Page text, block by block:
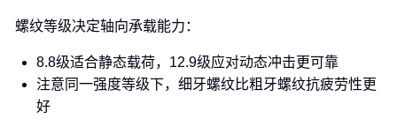
螺纹等级决定轴向承载能力：
8.8级适合静态载荷，12.9级应对动态冲击更可靠
注意同一强度等级下，细牙螺纹比粗牙螺纹抗疲劳性更
好